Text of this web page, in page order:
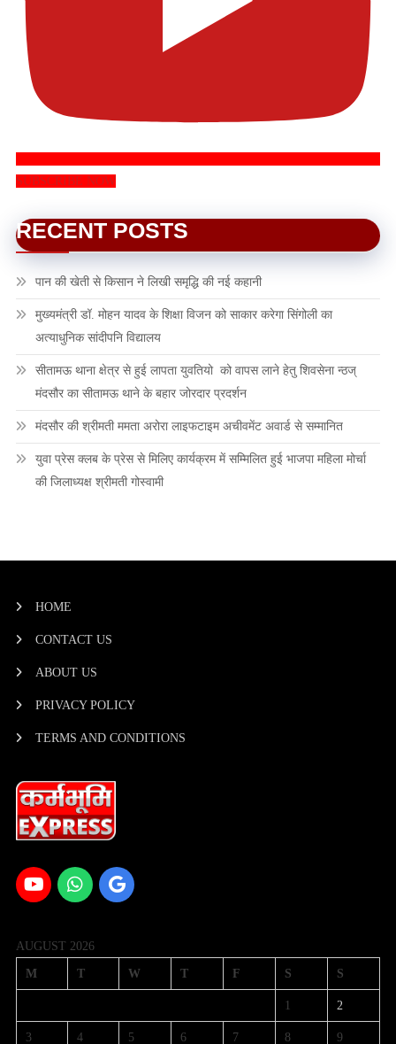
SUBSCRIBE NOW
RECENT POSTS
पान की खेती से किसान ने लिखी समृद्धि की नई कहानी
मुख्यमंत्री डॉ. मोहन यादव के शिक्षा विजन को साकार करेगा सिंगोली का
अत्याधुनिक सांदीपनि विद्यालय
सीतामऊ थाना क्षेत्र से हुई लापता युवतियो को वापस लाने हेतु शिवसेना न्ठज्
मंदसौर का सीतामऊ थाने के बहार जोरदार प्रदर्शन
मंदसौर की श्रीमती ममता अरोरा लाइफटाइम अचीवमेंट अवार्ड से सम्मानित
युवा प्रेस क्लब के प्रेस से मिलिए कार्यक्रम में सम्मिलित हुई भाजपा महिला मोर्चा
की जिलाध्यक्ष श्रीमती गोस्वामी
HOME
CONTACT US
ABOUT US
PRIVACY POLICY
TERMS AND CONDITIONS
AUGUST 2026
M T W T F S S
1 2
3 4 5 6 7 8 9